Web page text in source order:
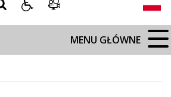
MENU GŁÓWNE